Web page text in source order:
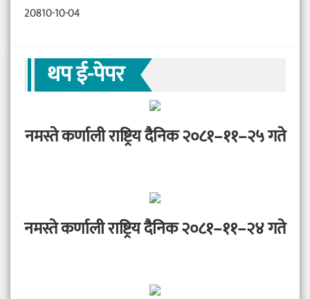
20810-10-04
थप ई-पेपर
नमस्ते कर्णाली राष्ट्रिय दैनिक २०८१–११–२५ गते
नमस्ते कर्णाली राष्ट्रिय दैनिक २०८१–११–२४ गते